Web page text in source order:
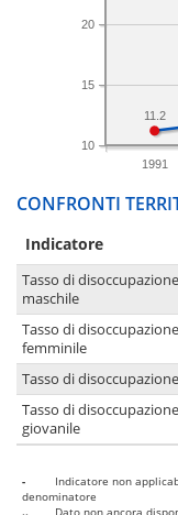
1991
10
15
20
11.2
CONFRONTI
Indicatore
Tasso di disoccupazione
maschile
Tasso di disoccupazione
femminile
Tasso di disoccupazione
Tasso di disoccupazione
giovanile
-
Indicatore non
denominatore